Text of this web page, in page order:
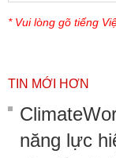
* Vui lòng gõ tiếng
TIN MỚI HƠN
năng lực